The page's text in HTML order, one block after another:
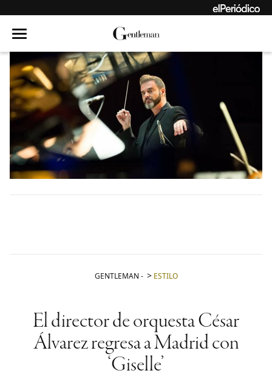
GENTLEMAN - ESTILO
El director de orquesta César
Álvarez regresa a Madrid con
‘Giselle’